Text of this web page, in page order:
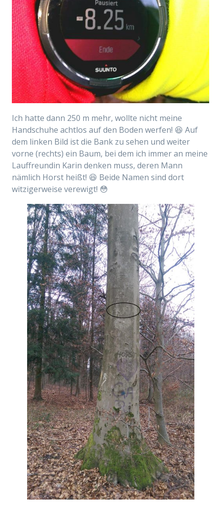
Ich hatte dann 250 m mehr, wollte nicht meine
Handschuhe achtlos auf den Boden werfen! 😆 Auf
dem linken Bild ist die Bank zu sehen und weiter
vorne (rechts) ein Baum, bei dem ich immer an meine
Lauffreundin Karin denken muss, deren Mann
nämlich Horst heißt! 😆 Beide Namen sind dort
witzigerweise verewigt! 😳